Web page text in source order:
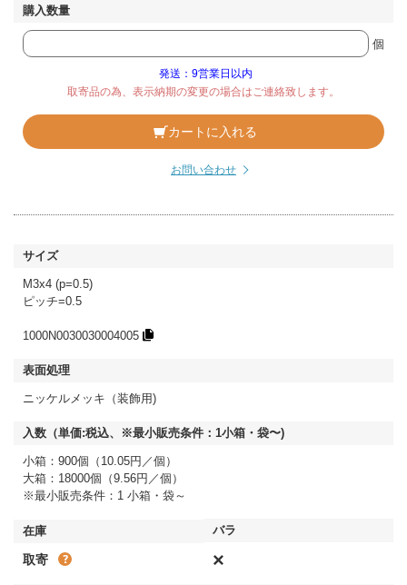
個
発送：9営業日以内
取寄品の為、表示納期の変更の場合はご連絡致します。
カートに入れる
お問い合わせ
M3x4 (p=0.5)
ピッチ=0.5
1000N0030030004005
ニッケルメッキ（装飾用)
小箱：900個（10.05円／個）
大箱：18000個（9.56円／個）
※最小販売条件：1 小箱・袋～
取寄 ×